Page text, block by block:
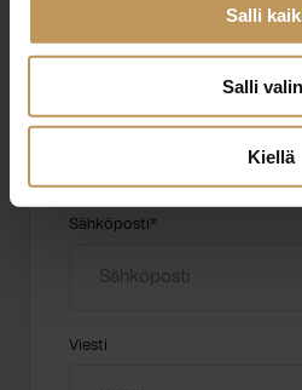
Salli
Salli
Kiellä
Sähköposti*
Viesti